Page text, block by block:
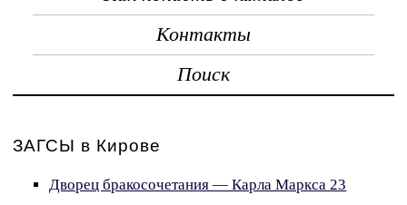
Контакты
Поиск
ЗАГСЫ в Кирове
Дворец бракосочетания — Карла Маркса 23